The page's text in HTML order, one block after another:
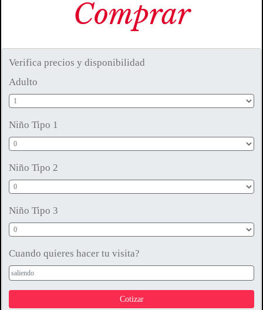
Comprar